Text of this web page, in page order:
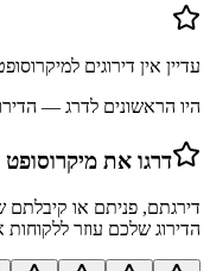
עדיין אין דירוגים ל
היו הראשונים לדרג —
דרגו את מיקרוסופט
דירגתם, פניתם או קיבלתם
הדירוג שלכם עוזר